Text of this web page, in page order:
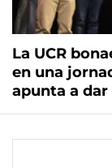
La UCR
en una
apunta a dar